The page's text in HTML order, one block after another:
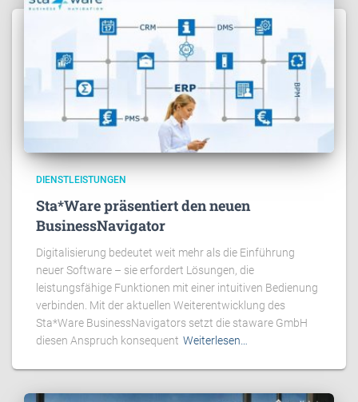
DIENSTLEISTUNGEN
Sta*Ware präsentiert den neuen
BusinessNavigator
Digitalisierung bedeutet weit mehr als die Einführung
neuer Software – sie erfordert Lösungen, die
leistungsfähige Funktionen mit einer intuitiven Bedienung
verbinden. Mit der aktuellen Weiterentwicklung des
Sta*Ware BusinessNavigators setzt die staware GmbH
diesen Anspruch konsequent Weiterlesen…